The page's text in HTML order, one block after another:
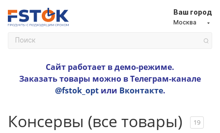
Ваш город
Москва
Сайт работает в демо-режиме.
Заказать товары можно в Телеграм-канале
@fstok_optили Вконтакте.
Консервы (все товары) 19